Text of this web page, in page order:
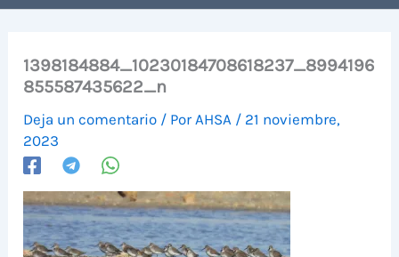
1398184884_10230184708618237_8994196
855587435622_n
Deja un comentario / Por AHSA / 21 noviembre,
2023